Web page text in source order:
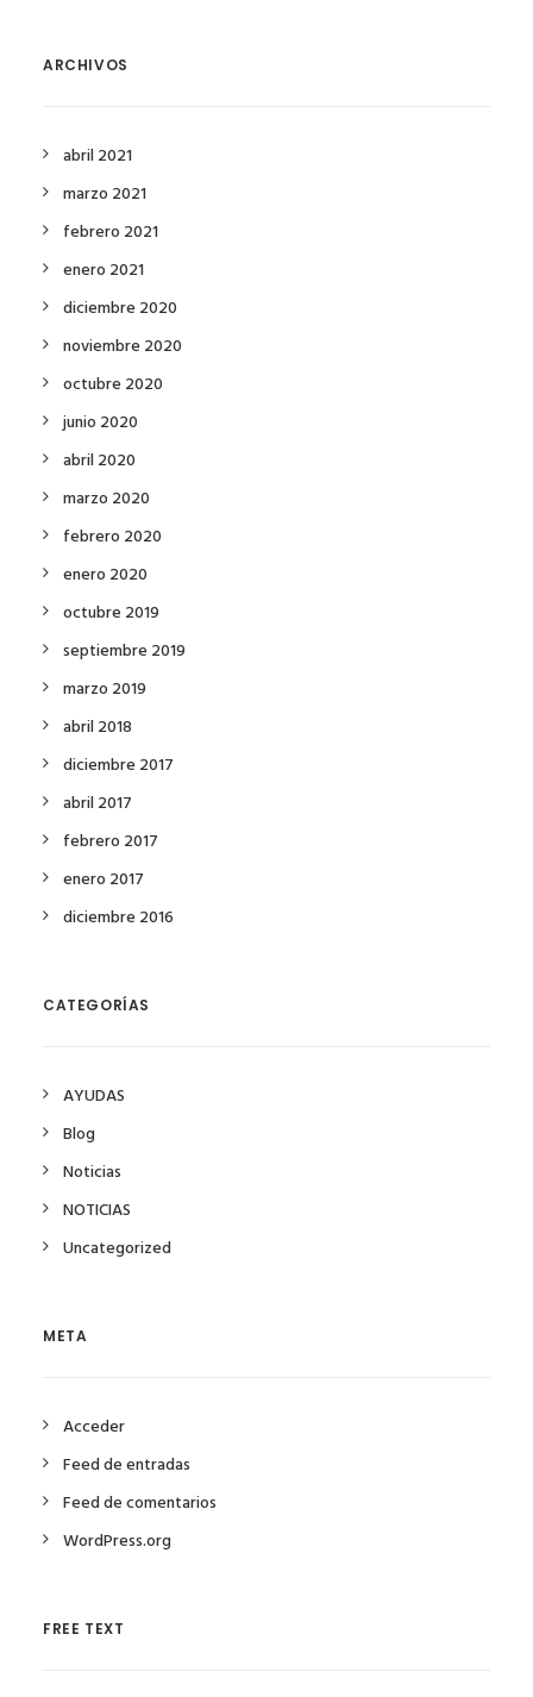
ARCHIVOS
abril 2021
marzo 2021
febrero 2021
enero 2021
diciembre 2020
noviembre 2020
octubre 2020
junio 2020
abril 2020
marzo 2020
febrero 2020
enero 2020
octubre 2019
septiembre 2019
marzo 2019
abril 2018
diciembre 2017
abril 2017
febrero 2017
enero 2017
diciembre 2016
CATEGORÍAS
AYUDAS
Blog
Noticias
NOTICIAS
Uncategorized
META
Acceder
Feed de entradas
Feed de comentarios
WordPress.org
FREE TEXT